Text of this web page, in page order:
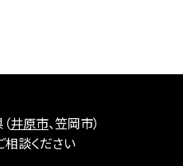
井原市、笠岡市）
談ください